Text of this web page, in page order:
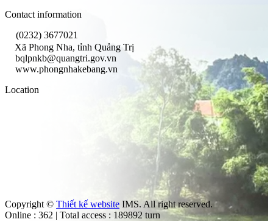
Contact information
(0232) 3677021
Xã Phong Nha, tỉnh Quảng Trị
bqlpnkb@quangtri.gov.vn
www.phongnhakebang.vn
Location
Copyright © Thiết kế website IMS. All right reserved.
Online : 362 | Total access : 189892 turn